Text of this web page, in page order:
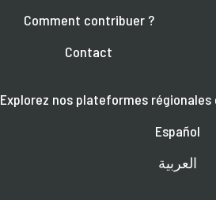
Comment contribuer ?
Contact
Explorez nos plateformes régionales
Español
العربية